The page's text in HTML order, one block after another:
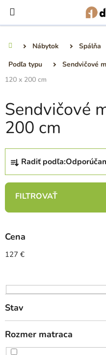
obsah
Nábytok Spálňa
Podľa typu
Sendvičové
120 x 200 cm
Sendvičové
200 cm
R
d
n
e
p
r
d
u
k
t
o
v
Radiť podľa:
Cena
127 €
Stav
Rozmer matraca